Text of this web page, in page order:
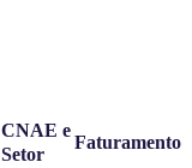
CNAE e
Setor
Faturamento